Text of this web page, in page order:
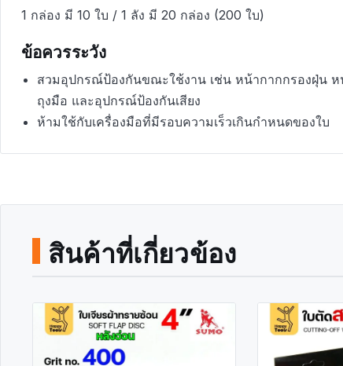
1 กล่อง มี 10 ใบ / 1 ลัง มี 20 กล่อง (200 ใบ)
ข้อควรระวัง
สวมอุปกรณ์ป้องกันขณะใช้งาน เช่น หน้ากากกรองฝุ่น ห
ถุงมือ และอุปกรณ์ป้องกันเสียง
ห้ามใช้กับเครื่องมือที่มีรอบความเร็วเกินกำหนดของใบ
สินค้าที่เกี่ยวข้อง